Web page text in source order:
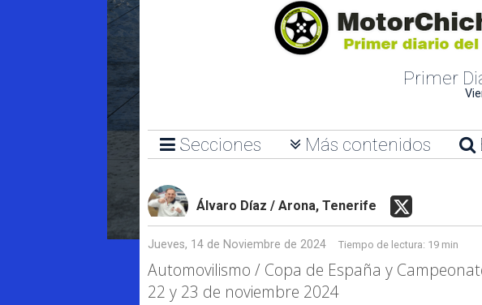
Primer
Secciones Más contenidos
Álvaro Díaz / Arona, Tenerife
Jueves, 14 de Noviembre de 2024 Tiempo de lectura: 19 min
Automovilismo / Copa de España y
22 y 23 de noviembre 2024